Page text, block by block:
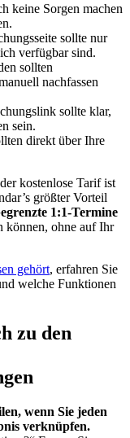
keine Sorgen machen
sollte nur
verfügbar sind.
sollten
nachfassen
sollte klar,
sein.
direkt über Ihre
kostenlose Tarif ist
größter Vorteil
1:1-Termine
können, ohne auf Ihr
gehört, erfahren Sie
welche Funktionen
zu den
wenn Sie jeden
verknüpfen.